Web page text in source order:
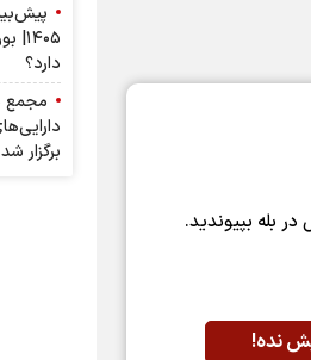
در بله بپیوندید.
نده!
دارد؟
مجمع
برگزار شد